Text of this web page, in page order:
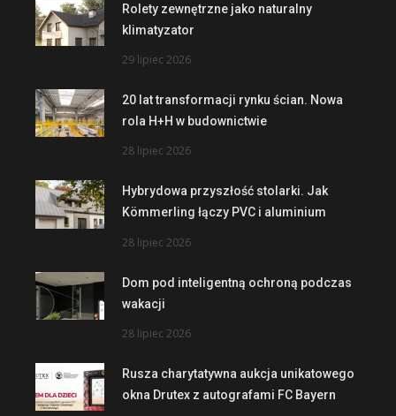
Rolety zewnętrzne jako naturalny
klimatyzator
29 lipiec 2026
20 lat transformacji rynku ścian. Nowa
rola H+H w budownictwie
28 lipiec 2026
Hybrydowa przyszłość stolarki. Jak
Kömmerling łączy PVC i aluminium
28 lipiec 2026
Dom pod inteligentną ochroną podczas
wakacji
28 lipiec 2026
Rusza charytatywna aukcja unikatowego
okna Drutex z autografami FC Bayern